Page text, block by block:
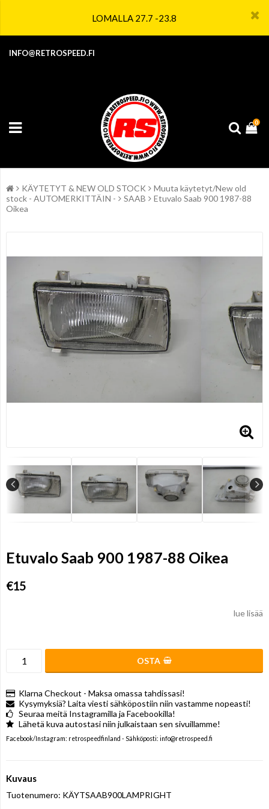
LOMALLA 27.7 -23.8
INFO@RETROSPEED.FI
0
KÄYTETYT & NEW OLD STOCK
Muuta käytetyt/New old
stock - AUTOMERKITTÄIN -
SAAB
Etuvalo Saab 900 1987-88
Oikea
Etuvalo Saab 900 1987-88 Oikea
€15
lue lisää
OSTA
Klarna Checkout - Maksa omassa tahdissasi!
Kysymyksiä? Laita viesti sähköpostiin niin vastamme nopeasti!
Seuraa meitä Instagramilla ja Facebookilla!
Lähetä kuva autostasi niin julkaistaan sen sivuillamme!
Facebook/Instagram: retrospeedfinland - Sähköposti: info@retrospeed.fi
Kuvaus
Tuotenumero: KÄYTSAAB900LAMPRIGHT